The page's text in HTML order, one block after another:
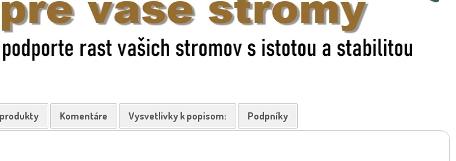
Komentáre Vysvetlivky k popisom: Podpníky